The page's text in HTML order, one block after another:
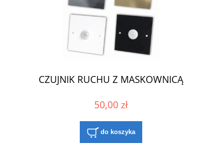
CZUJNIK RUCHU Z MASKOWNICĄ
50,00 zł
do koszyka